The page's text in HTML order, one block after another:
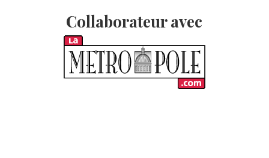
Collaborateur avec